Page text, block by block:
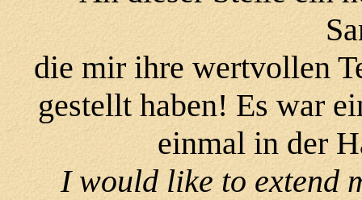
die mir ihre wertvollen
gestellt haben! Es war
einmal in der
I would like to extend